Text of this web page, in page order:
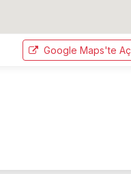
Google Maps'te Aç